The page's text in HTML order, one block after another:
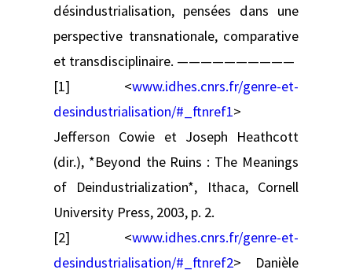
désindustrialisation, pensées dans une
perspective transnationale, comparative
et transdisciplinaire. ——————————
[1] <www.idhes.cnrs.fr/genre-et-
desindustrialisation/#_ftnref1>
Jefferson Cowie et Joseph Heathcott
(dir.), *Beyond the Ruins : The Meanings
of Deindustrialization*, Ithaca, Cornell
University Press, 2003, p. 2.
[2] <www.idhes.cnrs.fr/genre-et-
desindustrialisation/#_ftnref2> Danièle